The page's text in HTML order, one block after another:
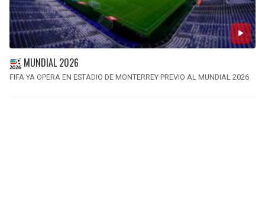
MUNDIAL 2026
FIFA YA OPERA EN ESTADIO DE MONTERREY PREVIO AL MUNDIAL 2026